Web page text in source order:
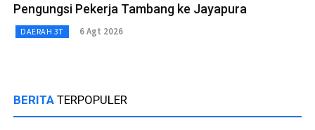
Pengungsi Pekerja Tambang ke Jayapura
DAERAH 3T 6 Agt 2026
BERITA TERPOPULER